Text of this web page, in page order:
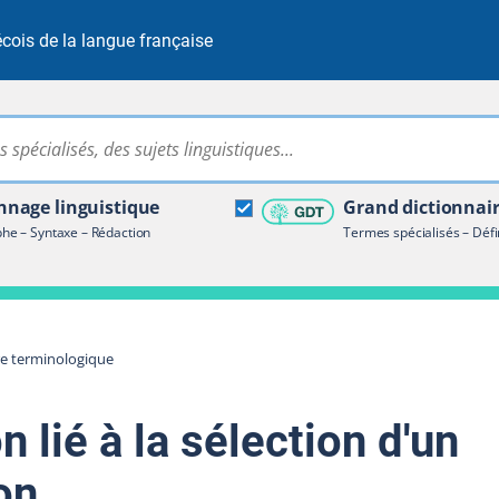
de la langue française
Rechercher dans tout le site
linguistique
– Syntaxe – Rédaction
Grand
Termes spécialisés –
terminologique
terminologique
lié à la sélection d'un